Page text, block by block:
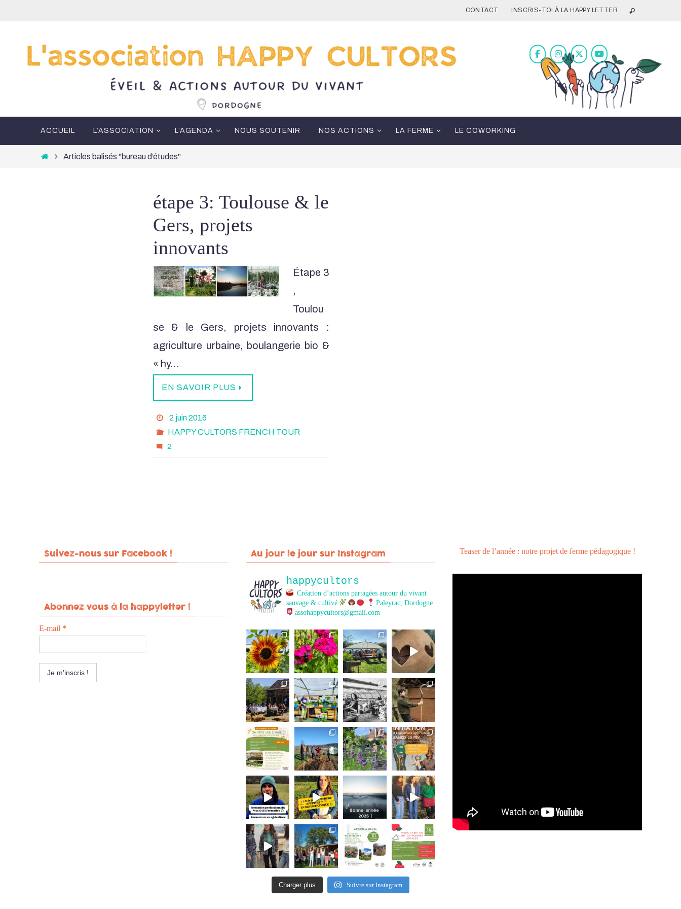
contenu
CONTACT INSCRIS-TOI À LA HAPPY LETTER
ACCUEIL L’ASSOCIATION L’AGENDA NOUS SOUTENIR NOS ACTIONS LA FERME LE COWORKING
HomeArticles balisés "bureau d’études"
étape 3: Toulouse & le
Gers, projets
innovants
Étape 3
,
Toulou
se & le Gers, projets innovants :
agriculture urbaine, boulangerie bio &
« hy…
EN SAVOIR PLUS
2 juin 2016
HAPPY CULTORS FRENCH TOUR
2
Suivez-nous sur Facebook !
Abonnez vous à la happyletter !
E-mail *
Au jour le jour sur Instagram
happycultors
Création d’actions partagées autour du vivant
sauvage & cultivé
Paleyrac, Dordogne
assohappycultors@gmail.com
Charger plus Suivre sur Instagram
Teaser de l’année : notre projet de ferme pédagogique !